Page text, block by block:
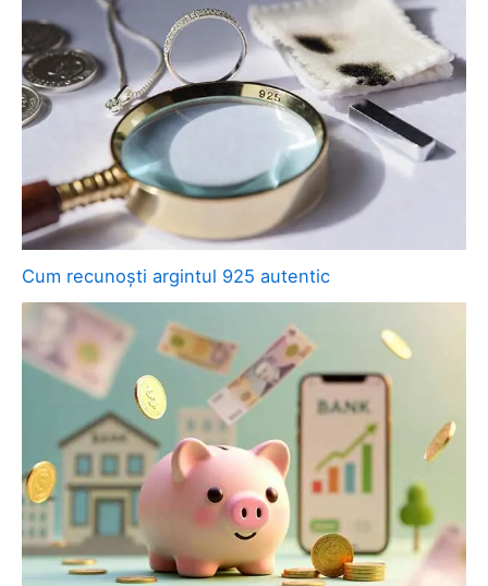
Cum recunoști argintul 925 autentic